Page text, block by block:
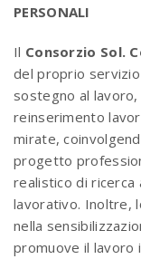
PERSONALI
Il Consorzio Sol.
del proprio
sostegno al
reinserimento
mirate,
progetto
realistico di
lavorativo. Inoltre,
nella
promuove il lavoro